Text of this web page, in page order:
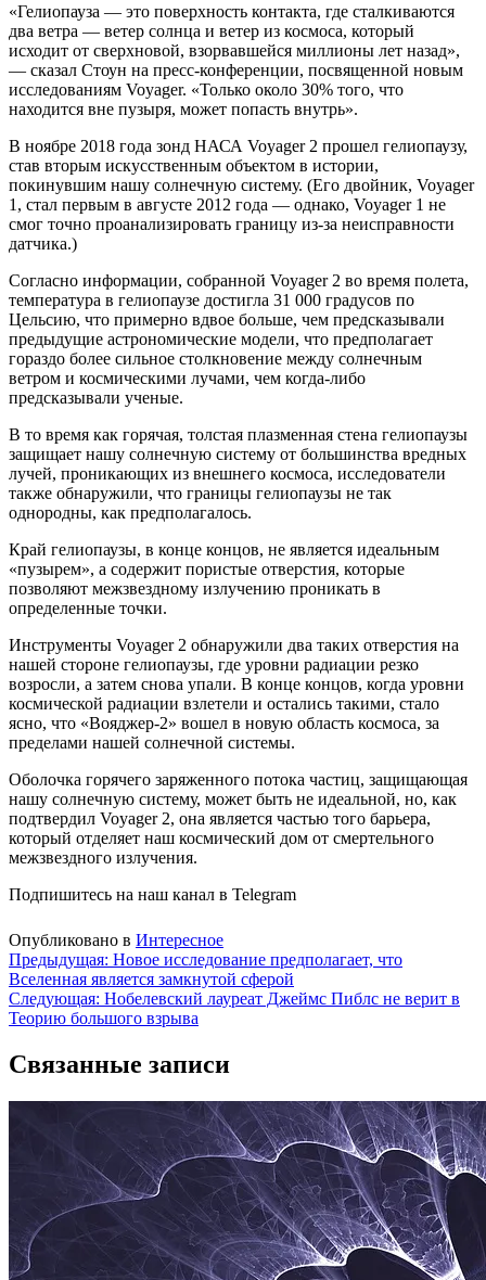
«Гелиопауза — это поверхность контакта, где сталкиваются
два ветра — ветер солнца и ветер из космоса, который
исходит от сверхновой, взорвавшейся миллионы лет назад»,
— сказал Стоун на пресс-конференции, посвященной новым
исследованиям Voyager. «Только около 30% того, что
находится вне пузыря, может попасть внутрь».
В ноябре 2018 года зонд НАСА Voyager 2 прошел гелиопаузу,
став вторым искусственным объектом в истории,
покинувшим нашу солнечную систему. (Его двойник, Voyager
1, стал первым в августе 2012 года — однако, Voyager 1 не
смог точно проанализировать границу из-за неисправности
датчика.)
Согласно информации, собранной Voyager 2 во время полета,
температура в гелиопаузе достигла 31 000 градусов по
Цельсию, что примерно вдвое больше, чем предсказывали
предыдущие астрономические модели, что предполагает
гораздо более сильное столкновение между солнечным
ветром и космическими лучами, чем когда-либо
предсказывали ученые.
В то время как горячая, толстая плазменная стена гелиопаузы
защищает нашу солнечную систему от большинства вредных
лучей, проникающих из внешнего космоса, исследователи
также обнаружили, что границы гелиопаузы не так
однородны, как предполагалось.
Край гелиопаузы, в конце концов, не является идеальным
«пузырем», а содержит пористые отверстия, которые
позволяют межзвездному излучению проникать в
определенные точки.
Инструменты Voyager 2 обнаружили два таких отверстия на
нашей стороне гелиопаузы, где уровни радиации резко
возросли, а затем снова упали. В конце концов, когда уровни
космической радиации взлетели и остались такими, стало
ясно, что «Вояджер-2» вошел в новую область космоса, за
пределами нашей солнечной системы.
Оболочка горячего заряженного потока частиц, защищающая
нашу солнечную систему, может быть не идеальной, но, как
подтвердил Voyager 2, она является частью того барьера,
который отделяет наш космический дом от смертельного
межзвездного излучения.
Подпишитесь на наш канал в Telegram
Опубликовано в Интересное
Навигация
по
записям
Предыдущая: Новое исследование предполагает, что
Вселенная является замкнутой сферой
Следующая: Нобелевский лауреат Джеймс Пиблс не верит в
Теорию большого взрыва
Связанные записи